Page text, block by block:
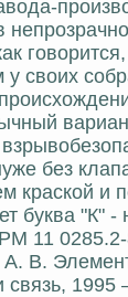
без
краской
буква "К"
11
В.